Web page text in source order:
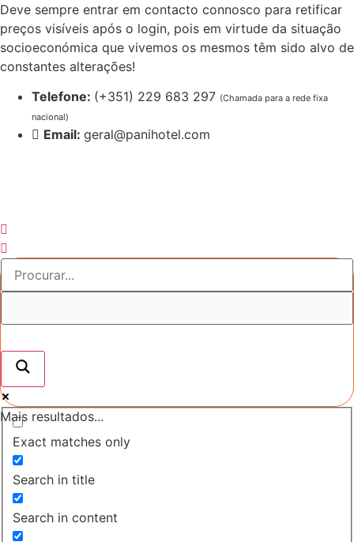
Pular
para
o
conteúdo
Deve sempre entrar em contacto connosco para retificar
preços visíveis após o login, pois em virtude da situação
socioeconómica que vivemos os mesmos têm sido alvo de
constantes alterações!
Telefone: (+351) 229 683 297 (Chamada para a rede fixa
nacional)
Email: geral@panihotel.com
Mais resultados...
Exact matches only
Search in title
Search in content